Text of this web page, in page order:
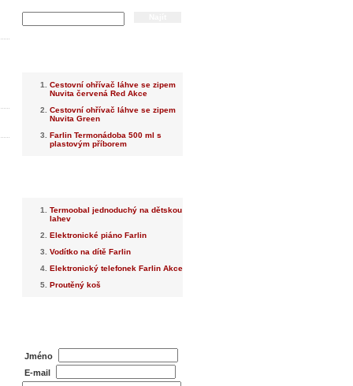
Cestovní ohřívač láhve se zipem
Nuvita červená Red Akce
Cestovní ohřívač láhve se zipem
Nuvita Green
Farlin Termonádoba 500 ml s
plastovým příborem
Termoobal jednoduchý na dětskou
lahev
Elektronické piáno Farlin
Vodítko na dítě Farlin
Elektronický telefonek Farlin Akce
Proutěný koš
Jméno
E-mail